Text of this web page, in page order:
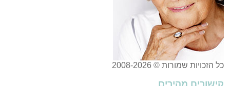
כל הזכויות שמורות © 2008-2026